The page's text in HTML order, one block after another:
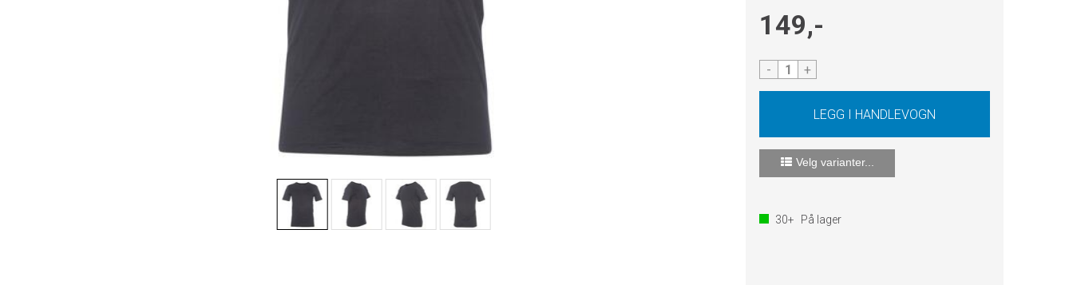
149,-
- +
Velg varianter...
30+ På lager